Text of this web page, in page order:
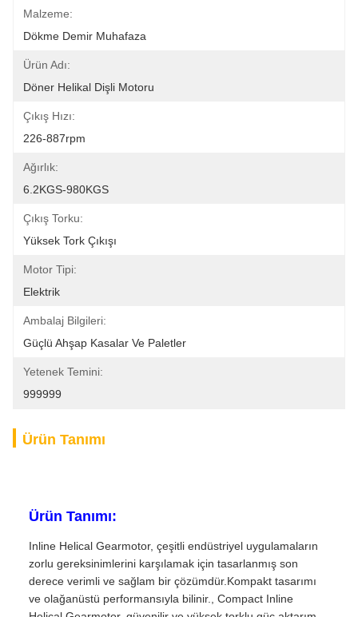
Malzeme:
Dökme Demir Muhafaza
Ürün Adı:
Döner Helikal Dişli Motoru
Çıkış Hızı:
226-887rpm
Ağırlık:
6.2KGS-980KGS
Çıkış Torku:
Yüksek Tork Çıkışı
Motor Tipi:
Elektrik
Ambalaj Bilgileri:
Güçlü Ahşap Kasalar Ve Paletler
Yetenek Temini:
999999
Ürün Tanımı
Ürün Tanımı:
Inline Helical Gearmotor, çeşitli endüstriyel uygulamaların
zorlu gereksinimlerini karşılamak için tasarlanmış son
derece verimli ve sağlam bir çözümdür.Kompakt tasarımı
ve olağanüstü performansıyla bilinir., Compact Inline